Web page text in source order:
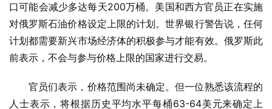
口可能会减少多达每天200万桶。美国和西方官员正在实施
对俄罗斯石油价格设定上限的计划。世界银行警告说，任何
计划都需要新兴市场经济体的积极参与才能有效。俄罗斯此
前表示，不会与参与价格上限的国家进行交易。
官员们表示，价格范围尚未确定。但一位熟悉该流程的
人士表示，将根据历史平均水平每桶63-64美元来确定上